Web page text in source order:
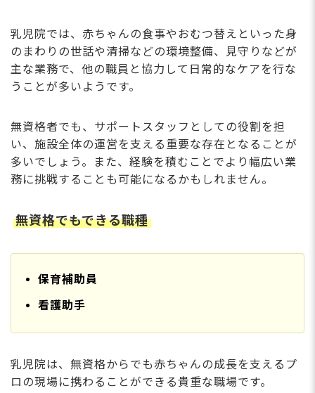
乳児院では、赤ちゃんの食事やおむつ替えといった身
のまわりの世話や清掃などの環境整備、見守りなどが
主な業務で、他の職員と協力して日常的なケアを行な
うことが多いようです。
無資格者でも、サポートスタッフとしての役割を担
い、施設全体の運営を支える重要な存在となることが
多いでしょう。また、経験を積むことでより幅広い業
務に挑戦することも可能になるかもしれません。
無資格でもできる職種
保育補助員
看護助手
乳児院は、無資格からでも赤ちゃんの成長を支えるプ
ロの現場に携わることができる貴重な職場です。